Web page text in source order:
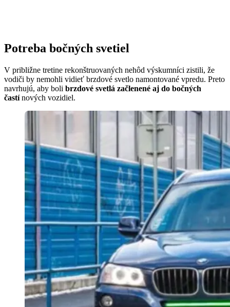
Potreba bočných svetiel
V približne tretine rekonštruovaných nehôd výskumníci zistili, že
vodiči by nemohli vidieť brzdové svetlo namontované vpredu. Preto
navrhujú, aby boli brzdové svetlá začlenené aj do bočných
častínových vozidiel.